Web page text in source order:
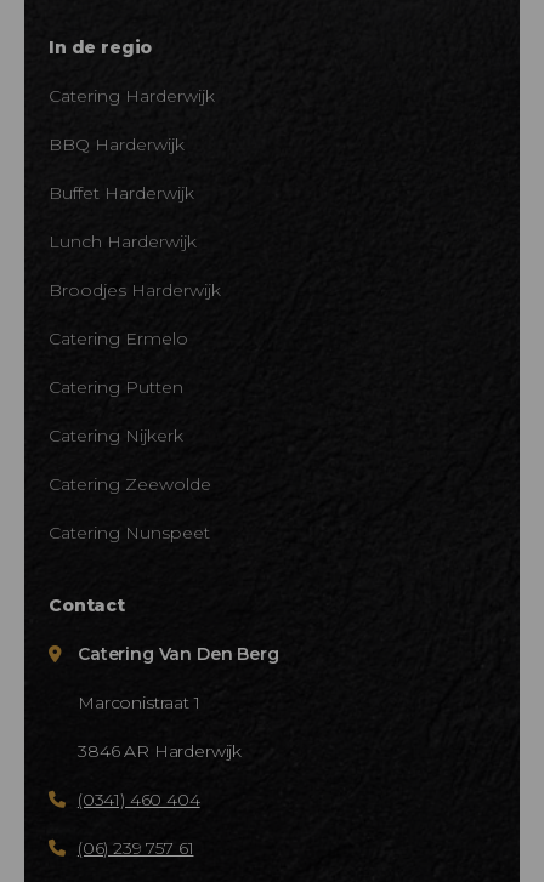
In de regio
Catering Harderwijk
BBQ Harderwijk
Buffet Harderwijk
Lunch Harderwijk
Broodjes Harderwijk
Catering Ermelo
Catering Putten
Catering Nijkerk
Catering Zeewolde
Catering Nunspeet
Contact
Catering Van Den Berg
Marconistraat 1
3846 AR Harderwijk
(0341) 460 404
(06) 239 757 61